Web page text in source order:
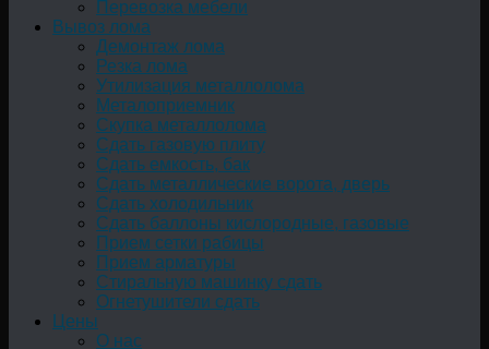
Перевозка мебели
Вывоз лома
Демонтаж лома
Резка лома
Утилизация металлолома
Металоприемник
Скупка металлолома
Сдать газовую плиту
Сдать емкость, бак
Cдать металлические ворота, дверь
Сдать холодильник
Сдать баллоны кислородные, газовые
Прием сетки рабицы
Прием арматуры
Стиральную машинку сдать
Огнетушители сдать
Цены
О нас